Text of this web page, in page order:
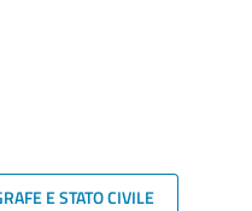
E STATO CIVILE